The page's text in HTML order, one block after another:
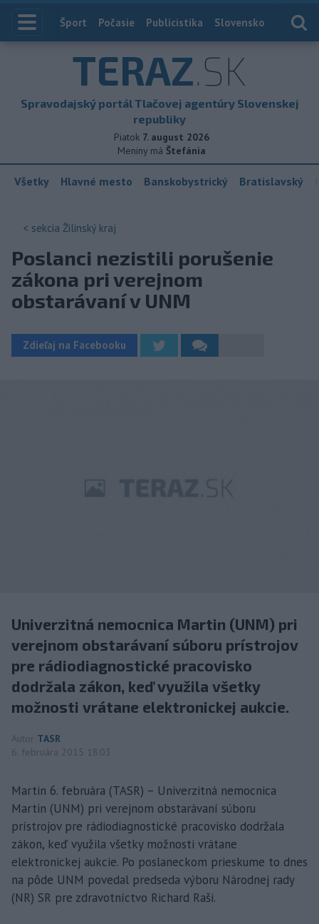
Index
Šport Počasie Publicistika Slovensko
TERAZ.SK
Spravodajský portál Tlačovej agentúry Slovenskej
republiky
Piatok 7. august 2026
Meniny má Štefánia
Všetky Hlavné mesto Banskobystrický Bratislavský
< sekcia Žilinský kraj
Poslanci nezistili porušenie
zákona pri verejnom
obstarávaní v UNM
Zdieľaj na Facebooku
Univerzitná nemocnica Martin (UNM) pri
verejnom obstarávaní súboru prístrojov
pre rádiodiagnostické pracovisko
dodržala zákon, keď využila všetky
možnosti vrátane elektronickej aukcie.
Autor TASR
6. februára 2015 18:03
Martin 6. februára (TASR) – Univerzitná nemocnica
Martin (UNM) pri verejnom obstarávaní súboru
prístrojov pre rádiodiagnostické pracovisko dodržala
zákon, keď využila všetky možnosti vrátane
elektronickej aukcie. Po poslaneckom prieskume to dnes
na pôde UNM povedal predseda výboru Národnej rady
(NR) SR pre zdravotníctvo Richard Raši.